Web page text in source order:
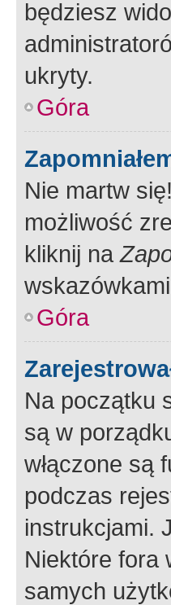
będziesz
ukryty.
Góra
Nie martw
możliwość
kliknij na
Góra
Na początku
są w
włączone są
podczas
instrukcjami.
Niektóre fora
samych